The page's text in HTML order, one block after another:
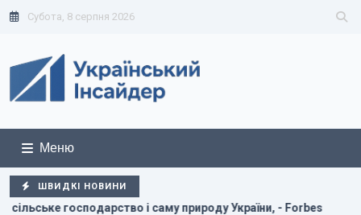
Субота, 8 серпня 2026
Меню
ШВИДКІ НОВИНИ
і саму природу України, - Forbes США щомісяця